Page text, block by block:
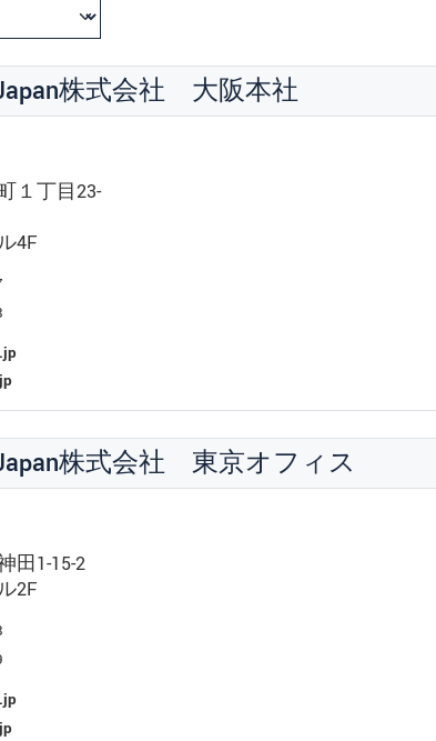
株式会社 大阪本社
１丁目23-
4F
株式会社 東京オフィス
田1-15-2
2F